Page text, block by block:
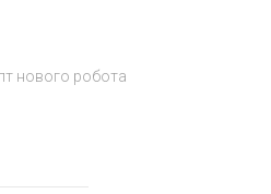
нового робота